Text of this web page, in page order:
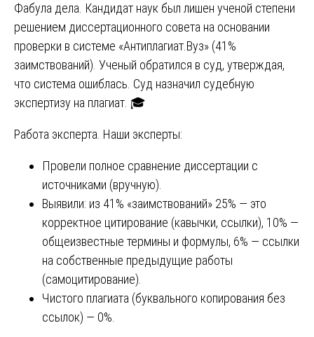
Фабула дела. Кандидат наук был лишен ученой степени
решением диссертационного совета на основании
проверки в системе «Антиплагиат.Вуз» (41%
заимствований). Ученый обратился в суд, утверждая,
что система ошиблась. Суд назначил судебную
экспертизу на плагиат. 🎓
Работа эксперта. Наши эксперты:
Провели полное сравнение диссертации с
источниками (вручную).
Выявили: из 41% «заимствований» 25% — это
корректное цитирование (кавычки, ссылки), 10% —
общеизвестные термины и формулы, 6% — ссылки
на собственные предыдущие работы
(самоцитирование).
Чистого плагиата (буквального копирования без
ссылок) — 0%.